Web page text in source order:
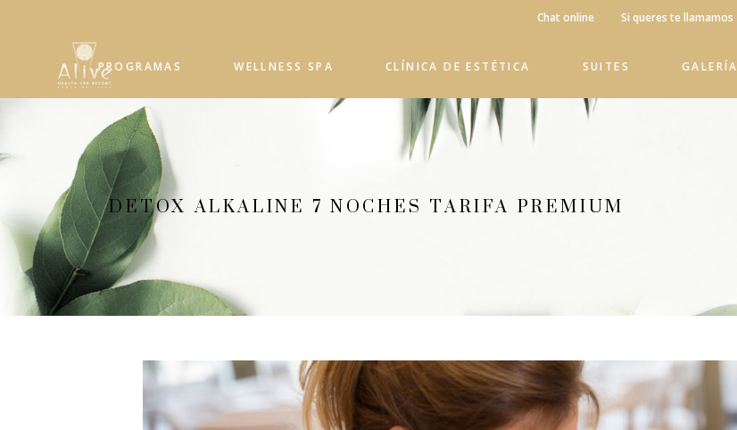
Chat online Si queres te llamamos
PROGRAMAS WELLNESS SPA CLÍNICA DE ESTÉTICA SUITES GALERÍA
DETOX ALKALINE 7 NOCHES TARIFA PREMIUM